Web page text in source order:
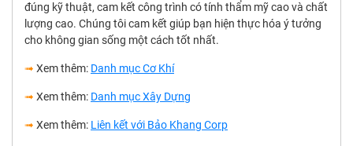
đúng kỹ thuật, cam kết công trình có tính thẩm mỹ cao và chất
lượng cao. Chúng tôi cam kết giúp bạn hiện thực hóa ý tưởng
cho không gian sống một cách tốt nhất.
➟ Xem thêm: Danh mục Cơ Khí
➟ Xem thêm: Danh mục Xây Dựng
➟ Xem thêm: Liên kết với Bảo Khang Corp